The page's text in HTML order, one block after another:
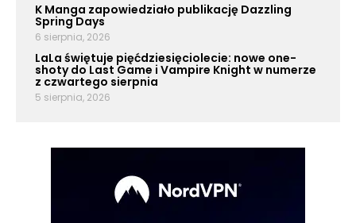
K Manga zapowiedziało publikację Dazzling
Spring Days
6 sierpnia, 2026
LaLa świętuje pięćdziesięciolecie: nowe one-
shoty do Last Game i Vampire Knight w numerze
z czwartego sierpnia
5 sierpnia, 2026